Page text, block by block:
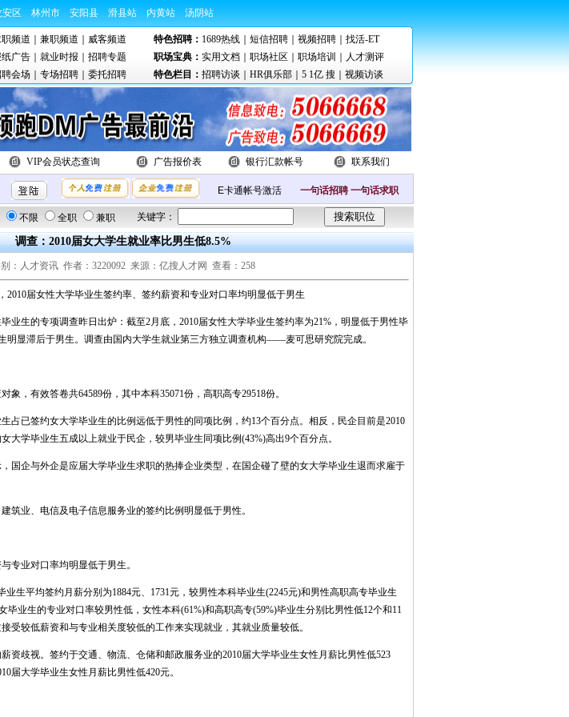
安区 林州市 安阳县 滑县站 内黄站 汤阴站
频道 兼职频道 威客频道 特色招聘： 1689热线｜ 短信招聘｜ 视频招聘｜ 找活-ET
广告｜ 就业时报 招聘专题 职场宝典： 实用文档｜ 职场社区 职场培训
人才测评
会场｜ 专场招聘｜ 委托招聘 特色栏目： 招聘访谈 HR俱乐部｜ 5 1亿 搜 视频访谈
VIP会员状态查询 广告报价表 银行汇款帐号 联系我们
一句话招聘 一句话求职
不限 全职 兼职 关键字：
调查：2010届女大学生就业率比男生低8.5%
：人才资讯 作者：3220092 来源：亿搜人才网 查看：258
届女性大学毕业生签约率、签约薪资和专业对口率均明显低于男生
生的专项调查昨日出炉：截至2月底，2010届女性大学毕业生签约率为21%，明显低于男性毕
明显滞后于男生。调查由国内大学生就业第三方独立调查机构――麦可思研究院完成。
，有效答卷共64589份，其中本科35071份，高职高专29518份。
已签约女大学毕业生的比例远低于男性的同项比例，约13个百分点。相反，民企目前是2010
大学毕业生五成以上就业于民企，较男毕业生同项比例(43%)高出9个百分点。
企与外企是应届大学毕业生求职的热捧企业类型，在国企碰了壁的女大学毕业生退而求雇于
业、电信及电子信息服务业的签约比例明显低于男性。
业对口率均明显低于男生。
平均签约月薪分别为1884元、1731元，较男性本科毕业生(2245元)和男性高职高专毕业生
毕业生的专业对口率较男性低，女性本科(61%)和高职高专(59%)毕业生分别比男性低12个和11
受较低薪资和与专业相关度较低的工作来实现就业，其就业质量较低。
歧视。签约于交通、物流、仓储和邮政服务业的2010届大学毕业生女性月薪比男性低523
届大学毕业生女性月薪比男性低420元。